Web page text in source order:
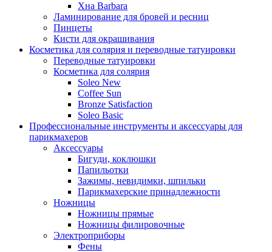
Хна Barbara
Ламинирование для бровей и ресниц
Пинцеты
Кисти для окрашивания
Косметика для солярия и переводные татуировки
Переводные татуировки
Косметика для солярия
Soleo New
Coffee Sun
Bronze Satisfaction
Soleo Basic
Профессиональные инструменты и аксессуары для
парикмахеров
Аксессуары
Бигуди, коклюшки
Папильотки
Зажимы, невидимки, шпильки
Парикмахерские принадлежности
Ножницы
Ножницы прямые
Ножницы филировочные
Электроприборы
Фены